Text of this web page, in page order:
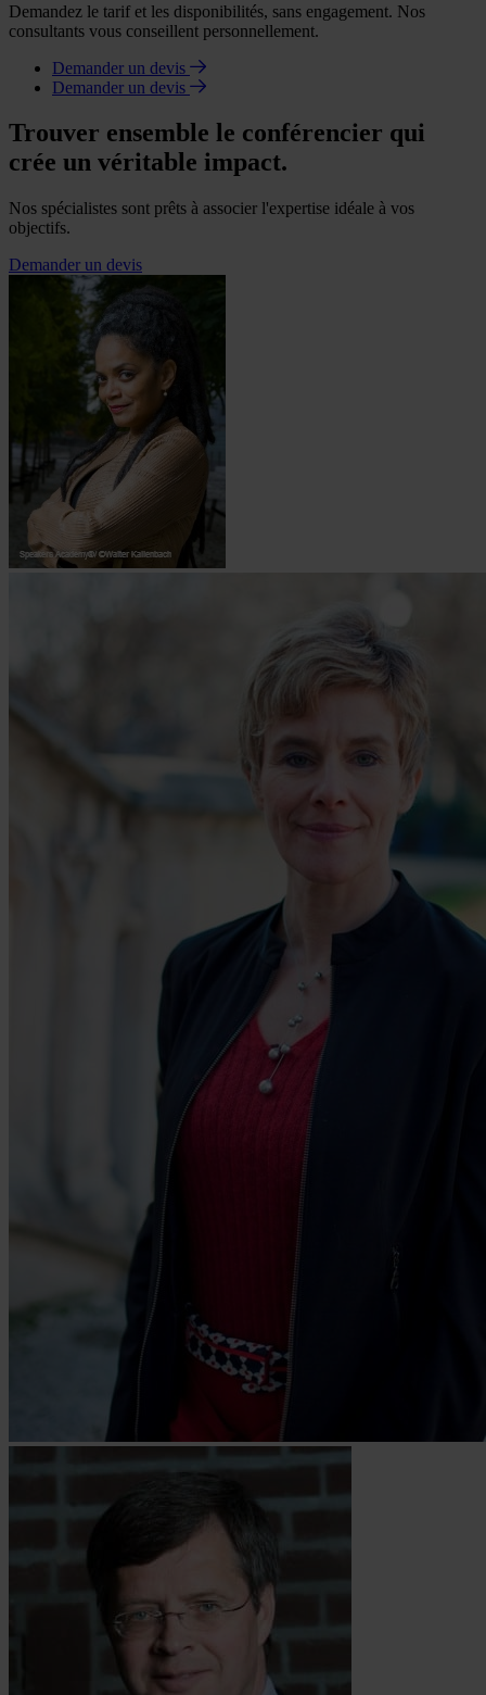
Demandez le tarif et les disponibilités, sans engagement. Nos
consultants vous conseillent personnellement.
Demander un devis
Demander un devis
Trouver ensemble le conférencier qui
crée un véritable impact.
Nos spécialistes sont prêts à associer l'expertise idéale à vos
objectifs.
Demander un devis